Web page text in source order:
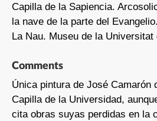
Capilla de la Sapiencia.
la nave de la parte del Evangelio.
La Nau. Museu de la Universitat
Comments
Única pintura de José Camarón
Capilla de la Universidad,
cita obras suyas perdidas en la